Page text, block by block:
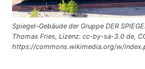
Spiegel-Gebäude der Gruppe DER
Thomas Fries, Lizenz: cc-by-sa-3.0 de,
https://commons.wikimedia.org/w/